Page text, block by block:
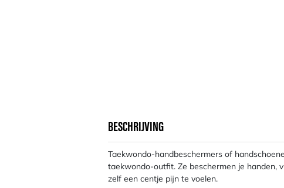
BESCHRIJVING
Taekwondo-handbeschermers of
taekwondo-outfit. Ze beschermen je handen,
zelf een centje pijn te voelen.